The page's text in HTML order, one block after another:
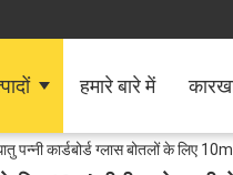
हमारे बारे में
पन्नी कार्डबोर्ड ग्लास बोतलों के लिए